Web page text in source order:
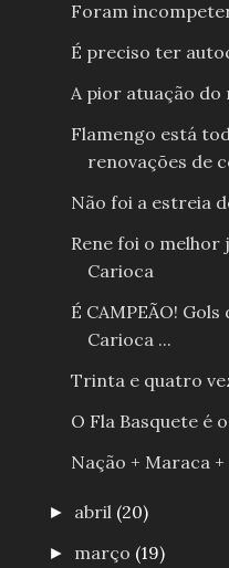
Foram
É preciso ter
A pior atuação do
Flamengo está
renovações de
Não foi a estreia
Rene foi o melhor
Carioca
É CAMPEÃO!
Carioca ...
Trinta e quatro
O Fla Basquete é
Nação + Maraca
► abril (20)
► março (19)